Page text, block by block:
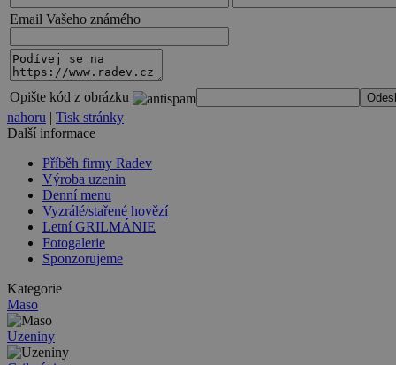
Email Vašeho známého
Opište kód z obrázku
nahoru | Tisk stránky
Další informace
Příběh firmy Radev
Výroba uzenin
Denní menu
Vyzrálé/stařené hovězí
Letní GRILMÁNIE
Fotogalerie
Sponzorujeme
Kategorie
Maso
Uzeniny